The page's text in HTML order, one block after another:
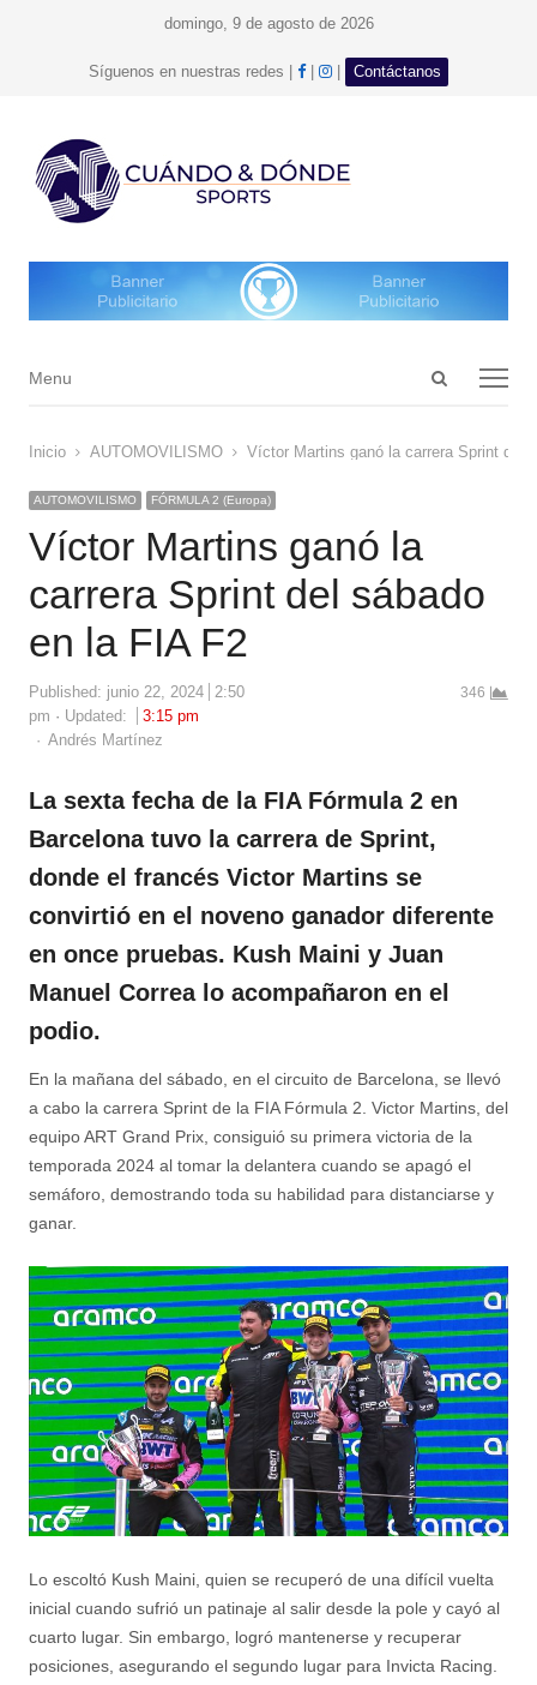
domingo, 9 de agosto de 2026
Síguenos en nuestras redes | facebook
| Instagram
Contáctanos
Open
Menu
Menu
Inicio AUTOMOVILISMO Víctor Martins ganó la carrera Sprint del
AUTOMOVILISMO FÓRMULA 2 (Europa)
Víctor Martins ganó la
carrera Sprint del sábado
en la FIA F2
Published: junio 22, 2024 2:50
pm
Updated:
3:15 pm
Author
Andrés Martínez
346
La sexta fecha de la FIA Fórmula 2 en
Barcelona tuvo la carrera de Sprint,
donde el francés Victor Martins se
convirtió en el noveno ganador diferente
en once pruebas. Kush Maini y Juan
Manuel Correa lo acompañaron en el
podio.
En la mañana del sábado, en el circuito de Barcelona, se llevó
a cabo la carrera Sprint de la FIA Fórmula 2. Victor Martins, del
equipo ART Grand Prix, consiguió su primera victoria de la
temporada 2024 al tomar la delantera cuando se apagó el
semáforo, demostrando toda su habilidad para distanciarse y
ganar.
Lo escoltó Kush Maini, quien se recuperó de una difícil vuelta
inicial cuando sufrió un patinaje al salir desde la pole y cayó al
cuarto lugar. Sin embargo, logró mantenerse y recuperar
posiciones, asegurando el segundo lugar para Invicta Racing.